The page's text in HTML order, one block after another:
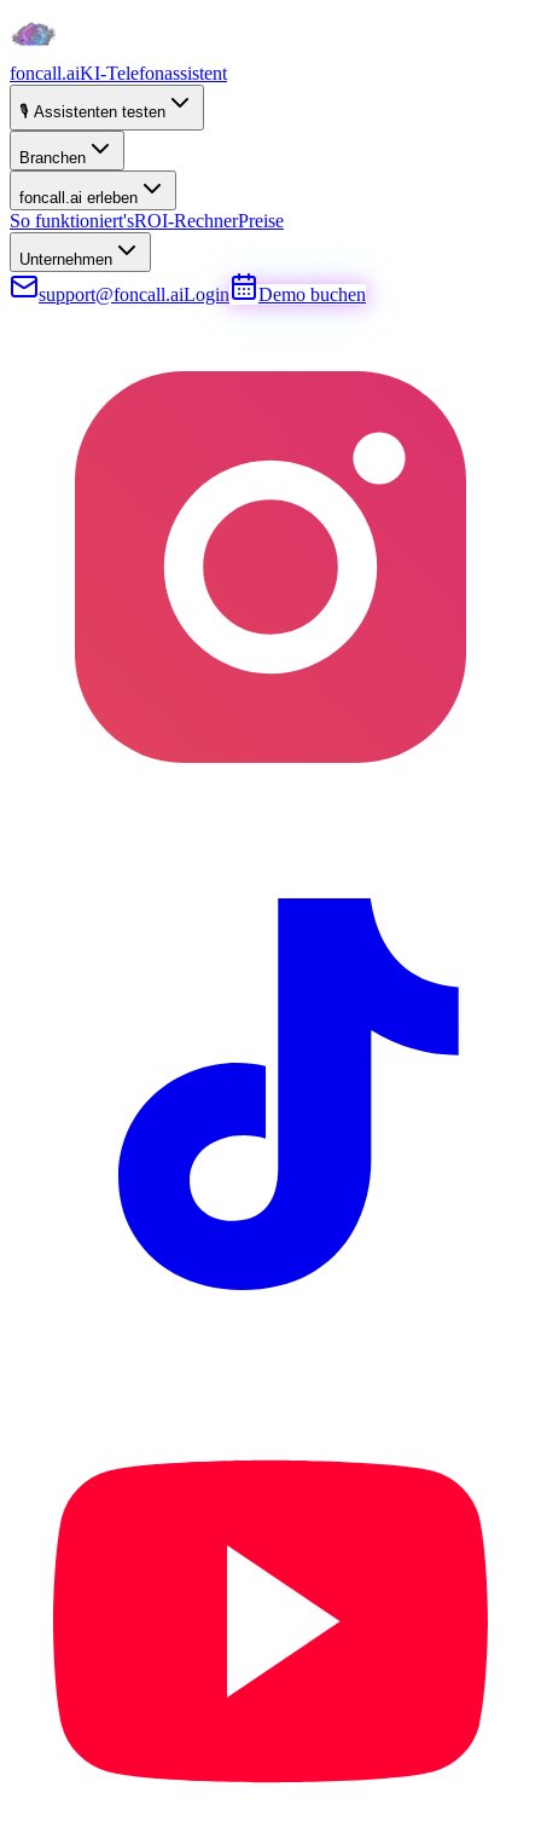
foncall.aiKI-Telefonassistent
🎙️ Assistenten testen
Branchen
foncall.ai erleben
So funktioniert'sROI-RechnerPreise
Unternehmen
support@foncall.aiLogin Demo buchen